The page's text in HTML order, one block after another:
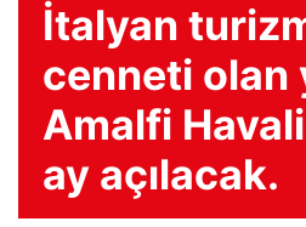
İtalyan
cenneti olan
Amalfi
ay açılacak.